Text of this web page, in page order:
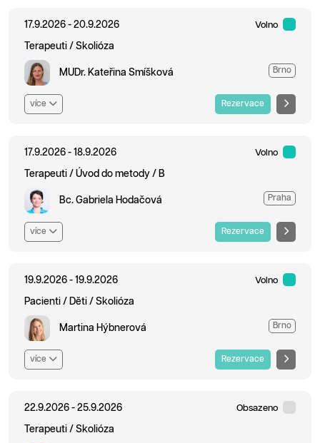
17.9.2026 - 20.9.2026 Volno
Terapeuti / Skolióza
MUDr. Kateřina Smíšková Brno
více Rezervace
17.9.2026 - 18.9.2026 Volno
Terapeuti / Úvod do metody / B
Bc. Gabriela Hodačová Praha
více Rezervace
19.9.2026 - 19.9.2026 Volno
Pacienti / Děti / Skolióza
Martina Hýbnerová Brno
více Rezervace
22.9.2026 - 25.9.2026 Obsazeno
Terapeuti / Skolióza